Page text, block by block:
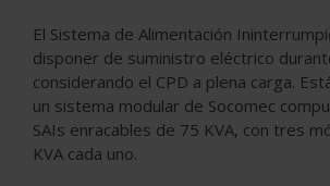
El Sistema de Alimentación
disponer de suministro eléctrico
considerando el CPD a plena carga.
un sistema modular de Socomec
SAIs enracables de 75 KVA, con tres
KVA cada uno.